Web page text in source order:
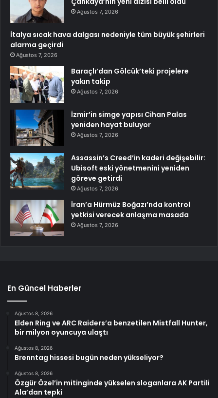
Ağustos 7, 2026
İtalya sıcak hava dalgası nedeniyle tüm büyük şehirleri
alarma geçirdi
Ağustos 7, 2026
Baraçlı’dan Gölcük’teki projelere
yakın takip
Ağustos 7, 2026
İzmir’in simge yapısı Cihan Palas
yeniden hayat buluyor
Ağustos 7, 2026
Assassin’s Creed’in kaderi değişebilir:
Ubisoft eski yönetmenini yeniden
göreve getirdi
Ağustos 7, 2026
İran’a Hürmüz Boğazı’nda kontrol
yetkisi verecek anlaşma masada
Ağustos 7, 2026
En Güncel Haberler
Ağustos 8, 2026
Elden Ring ve ARC Raiders’a benzetilen Mistfall Hunter,
bir milyon oyuncuya ulaştı
Ağustos 8, 2026
Brenntag hissesi bugün neden yükseliyor?
Ağustos 8, 2026
Özgür Özel’in mitinginde yükselen sloganlara AK Partili
Ala’dan tepki